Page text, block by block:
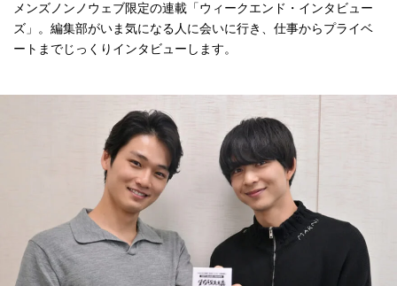
メンズノンノウェブ限定の連載「ウィークエンド・インタビュー
ズ」。編集部がいま気になる人に会いに行き、仕事からプライベ
ートまでじっくりインタビューします。